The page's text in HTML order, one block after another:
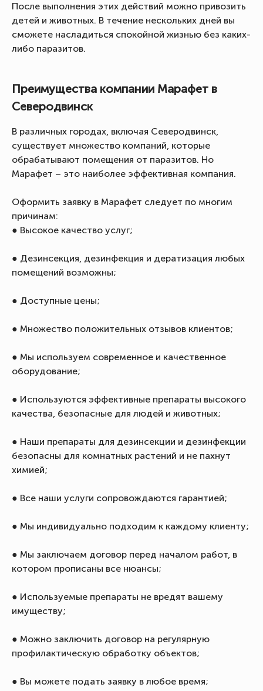
После выполнения этих действий можно привозить
детей и животных. В течение нескольких дней вы
сможете насладиться спокойной жизнью без каких-
либо паразитов.
Преимущества компании Марафет в
Северодвинск
В различных городах, включая Северодвинск,
существует множество компаний, которые
обрабатывают помещения от паразитов. Но
Марафет – это наиболее эффективная компания.
Оформить заявку в Марафет следует по многим
причинам:
● Высокое качество услуг;
● Дезинсекция, дезинфекция и дератизация любых
помещений возможны;
● Доступные цены;
● Множество положительных отзывов клиентов;
● Мы используем современное и качественное
оборудование;
● Используются эффективные препараты высокого
качества, безопасные для людей и животных;
● Наши препараты для дезинсекции и дезинфекции
безопасны для комнатных растений и не пахнут
химией;
● Все наши услуги сопровождаются гарантией;
● Мы индивидуально подходим к каждому клиенту;
● Мы заключаем договор перед началом работ, в
котором прописаны все нюансы;
● Используемые препараты не вредят вашему
имуществу;
● Можно заключить договор на регулярную
профилактическую обработку объектов;
● Вы можете подать заявку в любое время;